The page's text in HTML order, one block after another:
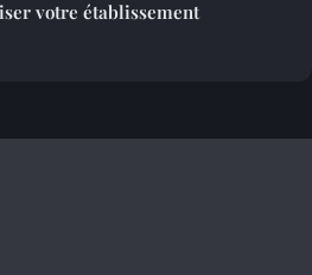
votre établissement